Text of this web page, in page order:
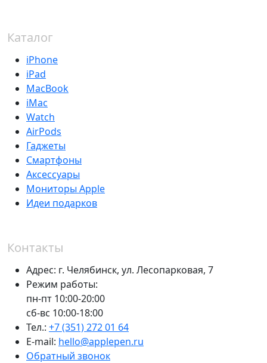
Каталог
iPhone
iPad
MacBook
iMac
Watch
AirPods
Гаджеты
Смартфоны
Аксессуары
Мониторы Apple
Идеи подарков
Контакты
Адрес: г. Челябинск, ул. Лесопарковая, 7
Режим работы:
пн-пт 10:00-20:00
сб-вс 10:00-18:00
Тел.: +7 (351) 272 01 64
E-mail: hello@applepen.ru
Обратный звонок